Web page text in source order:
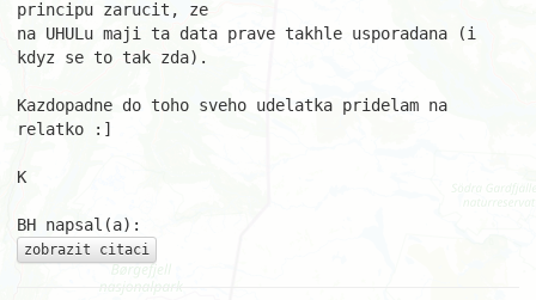
principu zarucit, ze
na UHULu maji ta data prave takhle usporadana (i
kdyz se to tak zda).
Kazdopadne do toho sveho udelatka pridelam na
relatko :]
K
zobrazit citaci